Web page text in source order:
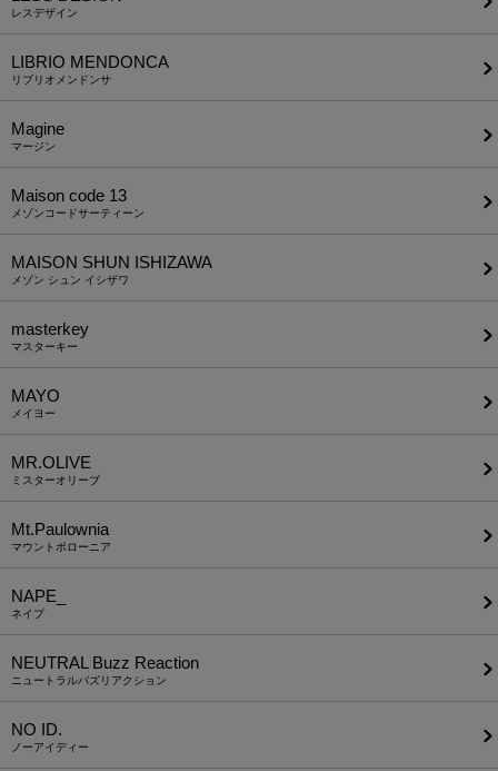
レスデザイン
LIBRIO MENDONCA
リブリオメンドンサ
Magine
マージン
Maison code 13
メゾンコードサーティーン
MAISON SHUN ISHIZAWA
メゾン シュン イシザワ
masterkey
マスターキー
MAYO
メイヨー
MR.OLIVE
ミスターオリーブ
Mt.Paulownia
マウントポローニア
NAPE_
ネイプ
NEUTRAL Buzz Reaction
ニュートラルバズリアクション
NO ID.
ノーアイディー